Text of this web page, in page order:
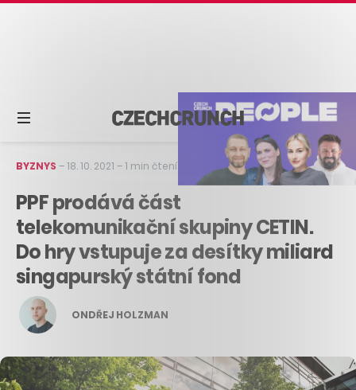
BYZNYS –18. 10. 2021 –1 min čtení
PPF prodává část
telekomunikační skupiny CETIN.
Do hry vstupuje za desítky miliard
singapurský státní fond
ONDŘEJ HOLZMAN